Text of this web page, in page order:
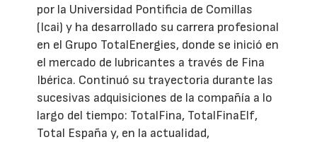
por la Universidad Pontificia de Comillas
(Icai) y ha desarrollado su carrera profesional
en el Grupo TotalEnergies, donde se inició en
el mercado de lubricantes a través de Fina
Ibérica. Continuó su trayectoria durante las
sucesivas adquisiciones de la compañía a lo
largo del tiempo: TotalFina, TotalFinaElf,
Total España y, en la actualidad,